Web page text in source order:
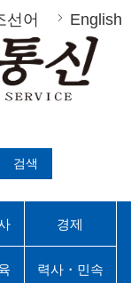
선어 English
검색
경제
력사・민속